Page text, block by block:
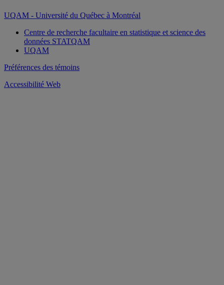
UQAM - Université du Québec à Montréal
Centre de recherche facultaire en statistique et science des
données STATQAM
UQAM
Préférences des témoins
Accessibilité Web